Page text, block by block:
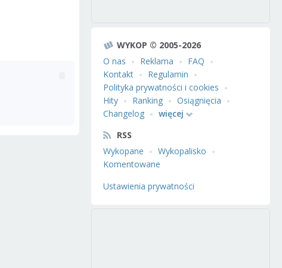
WYKOP © 2005-2026
O nas
Reklama
FAQ
Kontakt
Regulamin
Polityka prywatności i cookies
Hity
Ranking
Osiągnięcia
Changelog
więcej
RSS
Wykopane
Wykopalisko
Komentowane
Ustawienia prywatności